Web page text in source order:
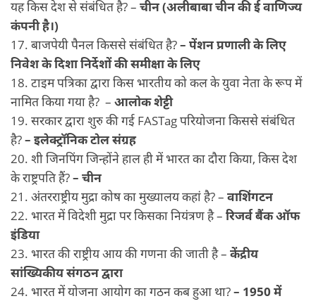
यह किस देश से संबंधित है? – चीन (अलीबाबा चीन की ई वाणिज्य
कंपनी है।)
17. बाजपेयी पैनल किससे संबंधित है?– पेंशन प्रणाली के लिए
निवेश के दिशा निर्देशों की समीक्षा के लिए
18. टाइम पत्रिका द्वारा किस भारतीय को कल के युवा नेता के रूप में
नामित किया गया है? – आलोक शेट्टी
19. सरकार द्वारा शुरु की गई FASTag परियोजना किससे संबंधित
है?– इलेक्ट्रॉनिक टोल संग्रह
20. शी जिनपिंग जिन्होंने हाल ही में भारत का दौरा किया, किस देश
के राष्ट्रपति हैं?– चीन
21. अंतरराष्ट्रीय मुद्रा कोष का मुख्यालय कहां है? – वाशिंगटन
22. भारत में विदेशी मुद्रा पर किसका नियंत्रण है – रिजर्व बैंक ऑफ
इंडिया
23. भारत की राष्ट्रीय आय की गणना की जाती है – केंद्रीय
सांख्यिकीय संगठन द्वारा
24. भारत में योजना आयोग का गठन कब हुआ था?– 1950 में